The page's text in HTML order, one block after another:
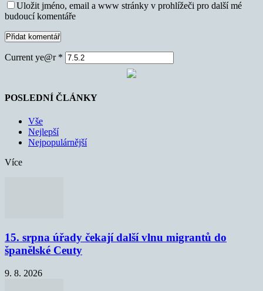
Uložit jméno, email a www stránky v prohlížeči pro další mé
budoucí komentáře
Current ye@r *
POSLEDNÍ ČLÁNKY
Vše
Nejlepší
Nejpopulárnější
Více
15. srpna úřady čekají další vlnu migrantů do
španělské Ceuty
9. 8. 2026